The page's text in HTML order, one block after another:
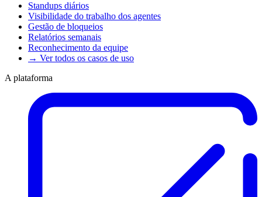
Standups diários
Visibilidade do trabalho dos agentes
Gestão de bloqueios
Relatórios semanais
Reconhecimento da equipe
→ Ver todos os casos de uso
A plataforma